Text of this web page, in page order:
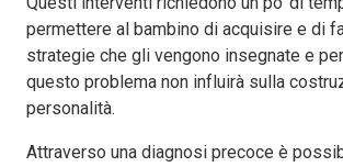
permettere al bambino di acquisire e di
strategie che gli vengono insegnate e
questo problema non influirà sulla
personalità.
Attraverso una diagnosi precoce è